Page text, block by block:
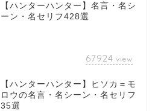
【ハンターハンター】名言・名シ
ーン・名セリフ428選
67924 view
【ハンターハンター】ヒソカ＝モ
ロウの名言・名シーン・名セリフ
35選